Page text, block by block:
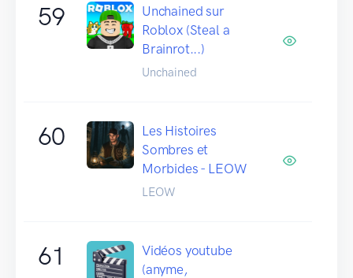
59
Unchained sur
Roblox (Steal a
Brainrot...)
Unchained
60
Les Histoires
Sombres et
Morbides - LEOW
LEOW
61
Vidéos youtube
(anyme,